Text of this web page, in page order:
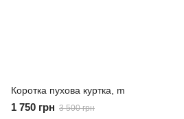
Коротка пухова куртка, m
1 750 грн 3 500 грн